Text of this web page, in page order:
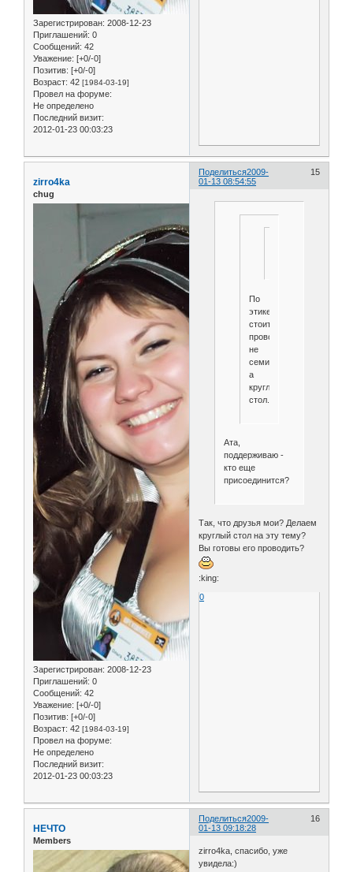
Зарегистрирован: 2008-12-23
Приглашений: 0
Сообщений: 42
Уважение: [+0/-0]
Позитив: [+0/-0]
Возраст: 42 [1984-03-19]
Провел на форуме:
Не определено
Последний визит:
2012-01-23 00:03:23
Поделиться 15
2009-
01-13 08:54:55
zirro4ka
chug
Зарегистрирован: 2008-12-23
Приглашений: 0
Сообщений: 42
Уважение: [+0/-0]
Позитив: [+0/-0]
Возраст: 42 [1984-03-19]
Провел на форуме:
Не определено
Последний визит:
2012-01-23 00:03:23
По
этике
стоит
проводить
не
семинар,
а
круглый
стол.
Ата,
поддерживаю -
кто еще
присоединится?
Так, что друзья мои? Делаем
круглый стол на эту тему?
Вы готовы его проводить?
:king:
0
Поделиться 16
2009-
01-13 09:18:28
НЕЧТО
Members
zirro4ka, спасибо, уже
увидела:)